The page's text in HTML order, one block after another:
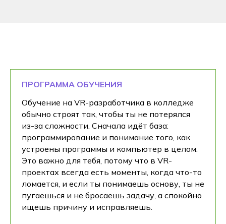
ПРОГРАММА ОБУЧЕНИЯ
Обучение на VR-разработчика в колледже
обычно строят так, чтобы ты не потерялся
из-за сложности. Сначала идёт база:
программирование и понимание того, как
устроены программы и компьютер в целом.
Это важно для тебя, потому что в VR-
проектах всегда есть моменты, когда что-то
ломается, и если ты понимаешь основу, ты не
пугаешься и не бросаешь задачу, а спокойно
ищешь причину и исправляешь.